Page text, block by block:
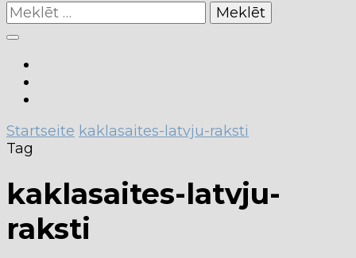
Meklēt:
Startseite kaklasaites-latvju-raksti
Tag
kaklasaites-latvju-
raksti